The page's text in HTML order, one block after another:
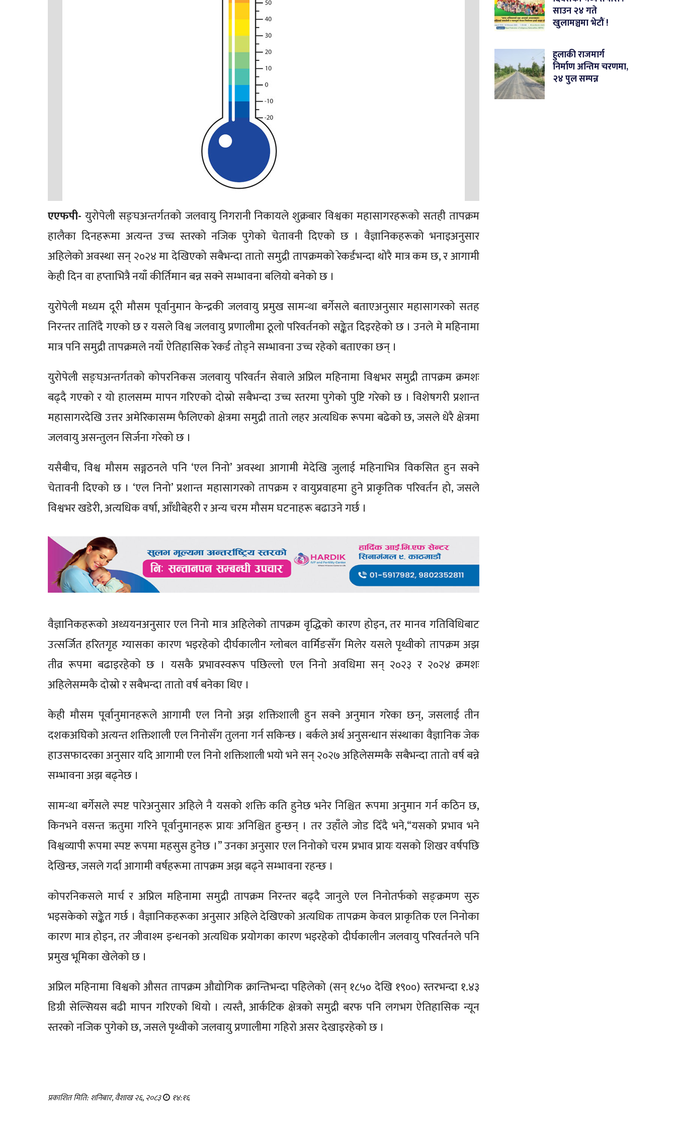
एएफपी- युरोपेली सङ्घअन्तर्गतको जलवायु निगरानी निकायले शुक्रबार विश्वका महासागरहरूको सतही तापक्रम
हालैका दिनहरूमा अत्यन्त उच्च स्तरको नजिक पुगेको चेतावनी दिएको छ । वैज्ञानिकहरूको भनाइअनुसार
अहिलेको अवस्था सन् २०२४ मा देखिएको सबैभन्दा तातो समुद्री तापक्रमको रेकर्डभन्दा थोरै मात्र कम छ, र आगामी
केही दिन वा हप्ताभित्रै नयाँ कीर्तिमान बन्न सक्ने सम्भावना बलियो बनेको छ ।
युरोपेली मध्यम दूरी मौसम पूर्वानुमान केन्द्रकी जलवायु प्रमुख सामन्था बर्गेसले बताएअनुसार महासागरको सतह
निरन्तर तातिँदै गएको छ र यसले विश्व जलवायु प्रणालीमा ठूलो परिवर्तनको सङ्केत दिइरहेको छ । उनले मे महिनामा
मात्र पनि समुद्री तापक्रमले नयाँ ऐतिहासिक रेकर्ड तोड्ने सम्भावना उच्च रहेको बताएका छन् ।
युरोपेली सङ्घअन्तर्गतको कोपरनिकस जलवायु परिवर्तन सेवाले अप्रिल महिनामा विश्वभर समुद्री तापक्रम क्रमशः
बढ्दै गएको र यो हालसम्म मापन गरिएको दोस्रो सबैभन्दा उच्च स्तरमा पुगेको पुष्टि गरेको छ । विशेषगरी प्रशान्त
महासागरदेखि उत्तर अमेरिकासम्म फैलिएको क्षेत्रमा समुद्री तातो लहर अत्यधिक रूपमा बढेको छ, जसले धेरै क्षेत्रमा
जलवायु असन्तुलन सिर्जना गरेको छ ।
यसैबीच, विश्व मौसम सङ्गठनले पनि ‘एल निनो’ अवस्था आगामी मेदेखि जुलाई महिनाभित्र विकसित हुन सक्ने
चेतावनी दिएको छ । ‘एल निनो’ प्रशान्त महासागरको तापक्रम र वायुप्रवाहमा हुने प्राकृतिक परिवर्तन हो, जसले
विश्वभर खडेरी, अत्यधिक वर्षा, आँधीबेहरी र अन्य चरम मौसम घटनाहरू बढाउने गर्छ ।
वैज्ञानिकहरूको अध्ययनअनुसार एल निनो मात्र अहिलेको तापक्रम वृद्धिको कारण होइन, तर मानव गतिविधिबाट
उत्सर्जित हरितगृह ग्यासका कारण भइरहेको दीर्घकालीन ग्लोबल वार्मिङसँग मिलेर यसले पृथ्वीको तापक्रम अझ
तीव्र रूपमा बढाइरहेको छ । यसकै प्रभावस्वरूप पछिल्लो एल निनो अवधिमा सन् २०२३ र २०२४ क्रमशः
अहिलेसम्मकै दोस्रो र सबैभन्दा तातो वर्ष बनेका थिए ।
केही मौसम पूर्वानुमानहरूले आगामी एल निनो अझ शक्तिशाली हुन सक्ने अनुमान गरेका छन्, जसलाई तीन
दशकअघिको अत्यन्त शक्तिशाली एल निनोसँग तुलना गर्न सकिन्छ । बर्कले अर्थ अनुसन्धान संस्थाका वैज्ञानिक जेक
हाउसफादरका अनुसार यदि आगामी एल निनो शक्तिशाली भयो भने सन् २०२७ अहिलेसम्मकै सबैभन्दा तातो वर्ष बन्ने
सम्भावना अझ बढ्नेछ ।
सामन्था बर्गेसले स्पष्ट पारेअनुसार अहिले नै यसको शक्ति कति हुनेछ भनेर निश्चित रूपमा अनुमान गर्न कठिन छ,
किनभने वसन्त ऋतुमा गरिने पूर्वानुमानहरू प्रायः अनिश्चित हुन्छन् । तर उहाँले जोड दिँदै भने,“यसको प्रभाव भने
विश्वव्यापी रूपमा स्पष्ट रूपमा महसुस हुनेछ ।” उनका अनुसार एल निनोको चरम प्रभाव प्रायः यसको शिखर वर्षपछि
देखिन्छ, जसले गर्दा आगामी वर्षहरूमा तापक्रम अझ बढ्ने सम्भावना रहन्छ ।
कोपरनिकसले मार्च र अप्रिल महिनामा समुद्री तापक्रम निरन्तर बढ्दै जानुले एल निनोतर्फको सङ्क्रमण सुरु
भइसकेको सङ्केत गर्छ । वैज्ञानिकहरूका अनुसार अहिले देखिएको अत्यधिक तापक्रम केवल प्राकृतिक एल निनोका
कारण मात्र होइन, तर जीवाश्म इन्धनको अत्यधिक प्रयोगका कारण भइरहेको दीर्घकालीन जलवायु परिवर्तनले पनि
प्रमुख भूमिका खेलेको छ ।
अप्रिल महिनामा विश्वको औसत तापक्रम औद्योगिक क्रान्तिभन्दा पहिलेको (सन् १८५० देखि १९००) स्तरभन्दा १.४३
डिग्री सेल्सियस बढी मापन गरिएको थियो । त्यस्तै, आर्कटिक क्षेत्रको समुद्री बरफ पनि लगभग ऐतिहासिक न्यून
स्तरको नजिक पुगेको छ, जसले पृथ्वीको जलवायु प्रणालीमा गहिरो असर देखाइरहेको छ ।
प्रकाशित मिति: शनिबार, वैशाख २६, २०८३ १४:१६
साउन २४ गते
खुलामञ्चमा भेटौं !
हुलाकी राजमार्ग
निर्माण अन्तिम चरणमा,
२४ पुल सम्पन्न